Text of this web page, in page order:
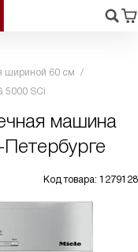
шириной 60 см
5000 SCi
машина
Код товара: 1279128